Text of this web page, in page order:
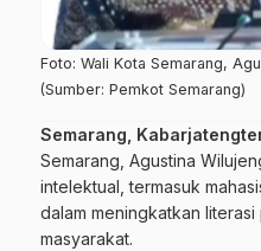
Foto: Wali Kota Semarang,
(Sumber: Pemkot Semarang)
Semarang,
Semarang , Agustina
intelektual, termasuk
dalam meningkatkan
masyarakat.